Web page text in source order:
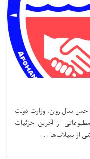
کابل – افغانستان، قرار است امروز یک‌شنبه 26 حمل سال روان، وزارت دولت
از آخرین جزئیات
از سیلاب‌ها . . .